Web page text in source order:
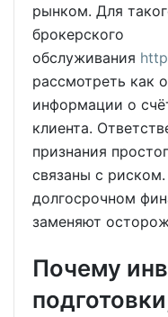
рынком. Для
брокерского
обслуживания
рассмотреть как
информации о
клиента.
признания
связаны с
долгосрочном
заменяют
Почему